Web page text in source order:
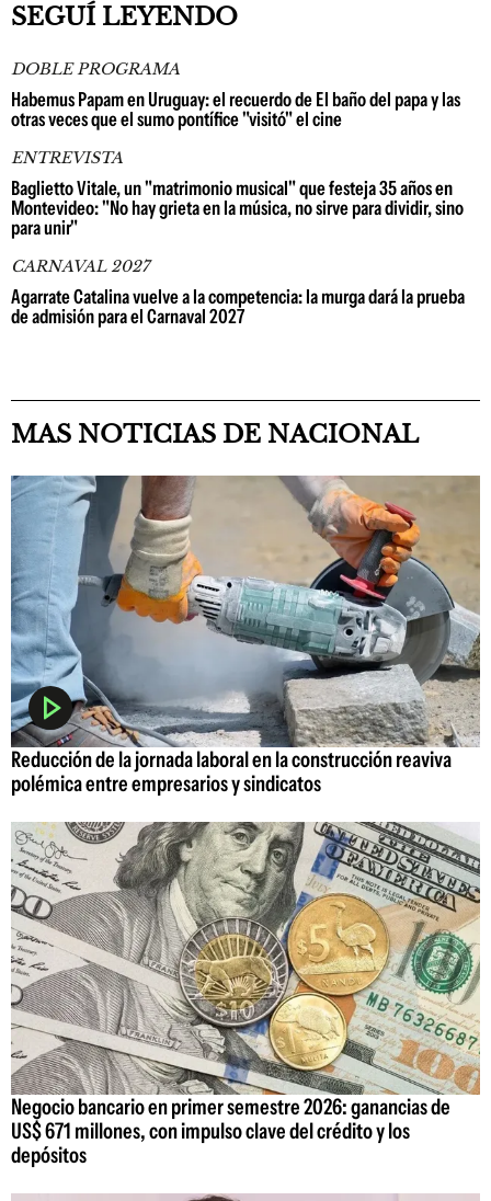
SEGUÍ LEYENDO
DOBLE PROGRAMA
Habemus Papam en Uruguay: el recuerdo de El baño del papa y las
otras veces que el sumo pontífice "visitó" el cine
ENTREVISTA
Baglietto Vitale, un "matrimonio musical" que festeja 35 años en
Montevideo: "No hay grieta en la música, no sirve para dividir, sino
para unir"
CARNAVAL 2027
Agarrate Catalina vuelve a la competencia: la murga dará la prueba
de admisión para el Carnaval 2027
MAS NOTICIAS DE NACIONAL
Reducción de la jornada laboral en la construcción reaviva
polémica entre empresarios y sindicatos
Negocio bancario en primer semestre 2026: ganancias de
US$ 671 millones, con impulso clave del crédito y los
depósitos